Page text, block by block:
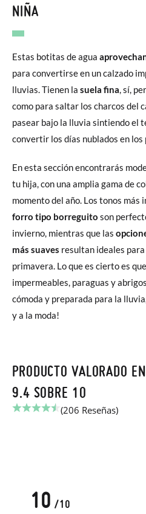
NIÑA
Estas botitas de agua
para convertirse en un calzado
lluvias. Tienen la suela fina, sí,
como para saltar los charcos del
pasear bajo la lluvia sintiendo el
convertir los días nublados en los
En esta sección encontrarás
tu hija, con una amplia gama de
momento del año. Los tonos más
forro tipo borreguito son
invierno, mientras que las
más suaves resultan ideales
primavera. Lo que es cierto es
impermeables, paraguas y
cómoda y preparada para la
y a la moda!
PRODUCTO VALORADO
9.4 SOBRE 10
(206 Reseñas)
10 /10